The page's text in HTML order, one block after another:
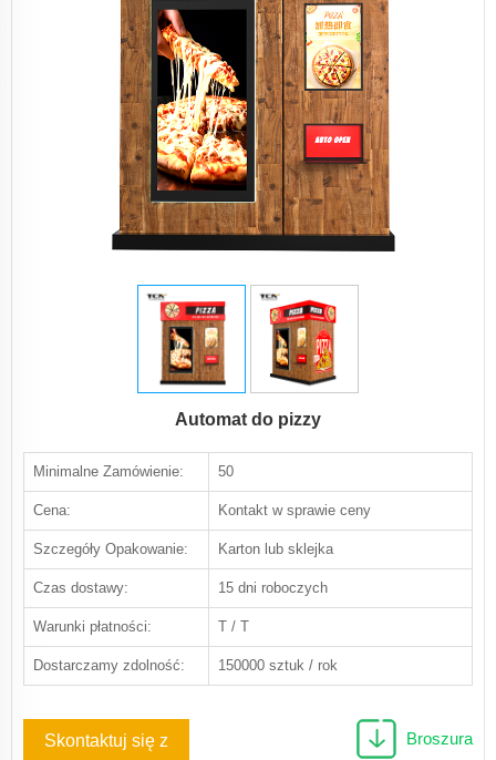
Automat do pizzy
Minimalne Zamówienie: 50
Cena: Kontakt w sprawie ceny
Szczegóły Opakowanie: Karton lub sklejka
Czas dostawy: 15 dni roboczych
Warunki płatności: T / T
Dostarczamy zdolność: 150000 sztuk / rok
Skontaktuj się z Broszura